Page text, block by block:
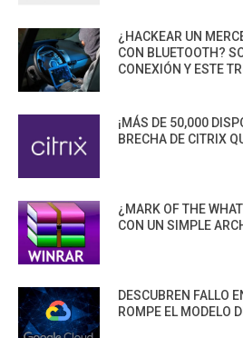
¿HACKEAR UN
CON BLUETOOTH?
CONEXIÓN Y ESTE
¡MÁS DE 50,000
BRECHA DE CITRIX
¿MARK OF THE
CON UN SIMPLE
DESCUBREN FALLO
ROMPE EL MODELO